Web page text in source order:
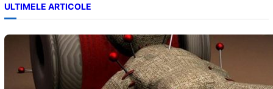
ULTIMELE ARTICOLE